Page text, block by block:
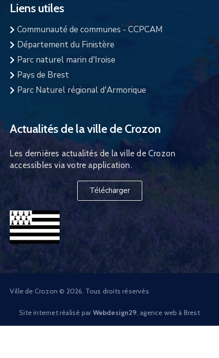
Liens utiles
Communauté de communes - CCPCAM
Département du Finistère
Parc naturel marin d'Iroise
Pays de Brest
Parc Naturel régional d'Armorique
Actualités de la ville de Crozon
Les dernières actualités de la ville de Crozon
accessibles via votre application.
Télécharger
Ville de Crozon © 2026. Tous droits réservés
Site internet réalisé par Webdesign29 , agence web à Brest